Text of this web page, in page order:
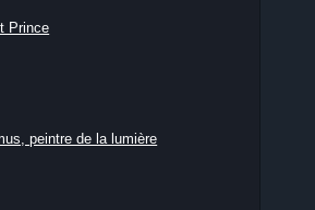
Prince
peintre de la lumière